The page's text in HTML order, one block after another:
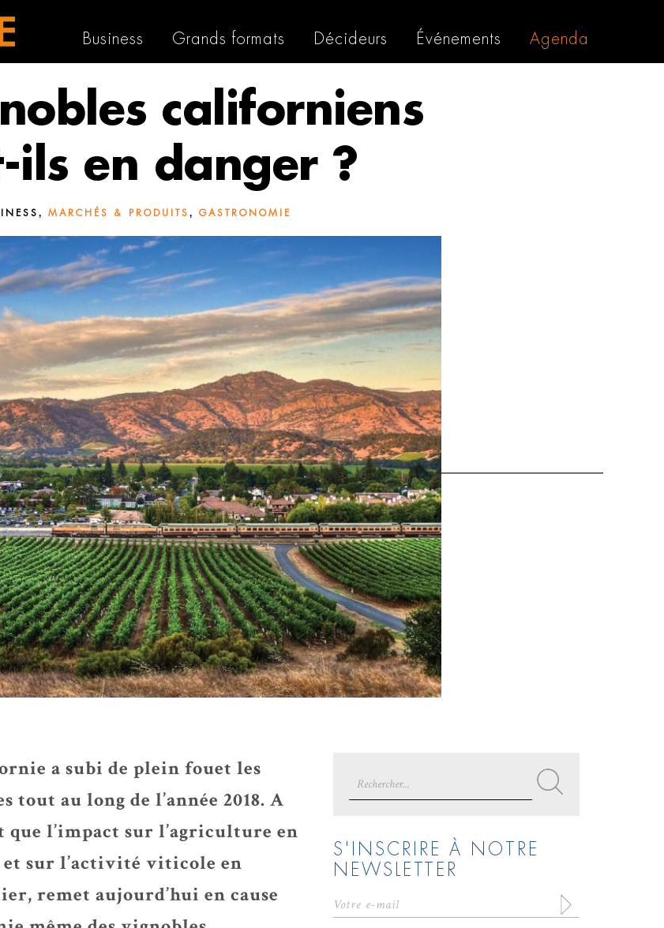
Business Grands formats Décideurs Événements Agenda
californiens
ils en danger ?
, MARCHÉS & PRODUITS , GASTRONOMIE
a subi de plein fouet les
tout au long de l’année 2018. A
l’impact sur l’agriculture en
et sur l’activité viticole en
remet aujourd’hui en cause
for:
S'INSCRIRE À NOTRE
NEWSLETTER